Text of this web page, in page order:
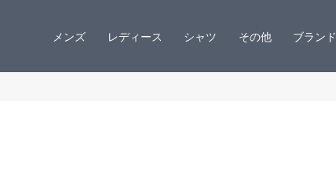
メンズ レディース シャツ その他 ブランド